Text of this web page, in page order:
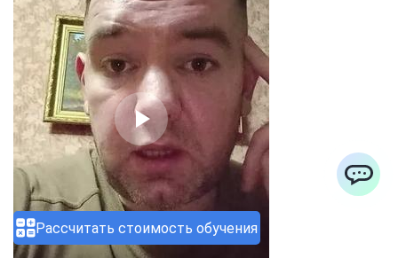
Рассчитать стоимость обучения